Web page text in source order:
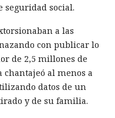
seguridad social.
a las
con publicar lo
de 2,5 millones de
chantajeó al menos a
datos de un
y de su familia.